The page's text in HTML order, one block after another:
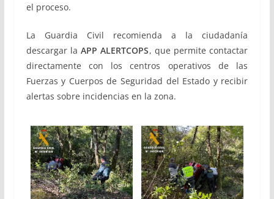
el proceso.
La Guardia Civil recomienda a la ciudadanía
descargar laAPP ALERTCOPS, que permite contactar
directamente con los centros operativos de las
Fuerzas y Cuerpos de Seguridad del Estado y recibir
alertas sobre incidencias en la zona.